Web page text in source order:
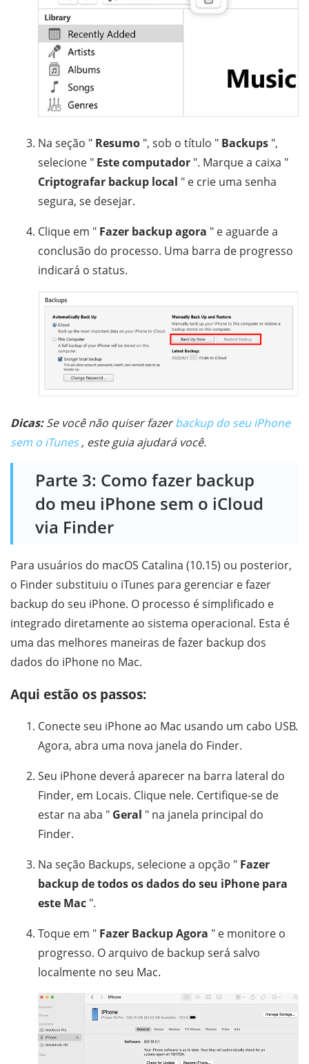
Na seção " Resumo ", sob o título " Backups ",
selecione " Este computador ". Marque a caixa "
Criptografar backup local " e crie uma senha
segura, se desejar.
Clique em " Fazer backup agora " e aguarde a
conclusão do processo. Uma barra de progresso
indicará o status.
Dicas:Se você não quiser fazerbackup do seu iPhone
sem o iTunes, este guia ajudará você.
Parte 3: Como fazer backup
do meu iPhone sem o iCloud
via Finder
Para usuários do macOS Catalina (10.15) ou posterior,
o Finder substituiu o iTunes para gerenciar e fazer
backup do seu iPhone. O processo é simplificado e
integrado diretamente ao sistema operacional. Esta é
uma das melhores maneiras de fazer backup dos
dados do iPhone no Mac.
Aqui estão os passos:
Conecte seu iPhone ao Mac usando um cabo USB.
Agora, abra uma nova janela do Finder.
Seu iPhone deverá aparecer na barra lateral do
Finder, em Locais. Clique nele. Certifique-se de
estar na aba " Geral " na janela principal do
Finder.
Na seção Backups, selecione a opção " Fazer
backup de todos os dados do seu iPhone para
este Mac ".
Toque em " Fazer Backup Agora " e monitore o
progresso. O arquivo de backup será salvo
localmente no seu Mac.